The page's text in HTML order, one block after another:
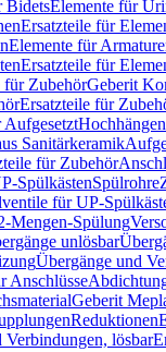
BidetsElemente für
Ersatzteile für
Elemente für
Ersatzteile für
für ZubehörGeberit
Ersatzteile für
Aufgesetzt
Sanitärkeramik
für Zubehör
SpülkästenSpülrohre
für UP-
Mengen-Spülung
unlösbar
Übergänge und
Anschlüsse
Geberit
Reduktionen
Verbindungen, lösbar